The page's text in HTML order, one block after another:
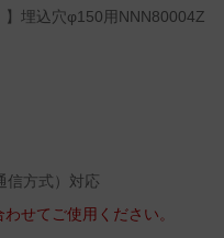
】埋込穴φ150用NNN80004Z
信方式）対応
せてご使用ください。